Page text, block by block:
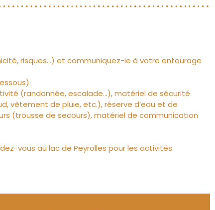
risques…) et communiquez-le à votre entourage
(randonnée, escalade…), matériel de sécurité
vêtement de pluie, etc.), réserve d’eau et de
(trousse de secours), matériel de communication
vous au lac de Peyrolles pour les activités